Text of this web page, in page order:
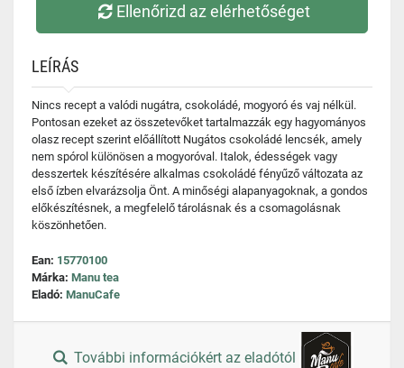
Ellenőrizd az elérhetőséget
LEÍRÁS
Nincs recept a valódi nugátra, csokoládé, mogyoró és vaj nélkül.
Pontosan ezeket az összetevőket tartalmazzák egy hagyományos
olasz recept szerint előállított Nugátos csokoládé lencsék, amely
nem spórol különösen a mogyoróval. Italok, édességek vagy
desszertek készítésére alkalmas csokoládé fényűző változata az
első ízben elvarázsolja Önt. A minőségi alapanyagoknak, a gondos
előkészítésnek, a megfelelő tárolásnak és a csomagolásnak
köszönhetően.
Ean: 15770100
Márka: Manu tea
Eladó: ManuCafe
További információkért az eladótól